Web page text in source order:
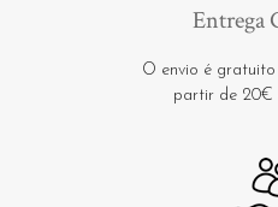
Entrega
O envio é
partir de 20€